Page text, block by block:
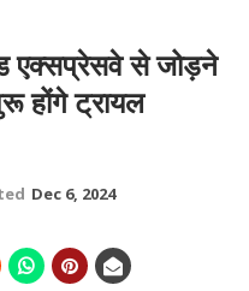
एक्सप्रेसवे से जोड़ने
होंगे ट्रायल
Dec 6, 2024